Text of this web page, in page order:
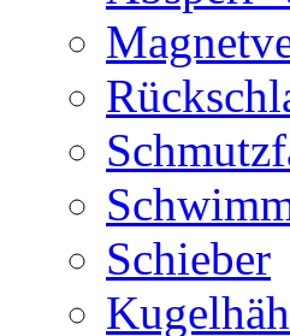
Schieber